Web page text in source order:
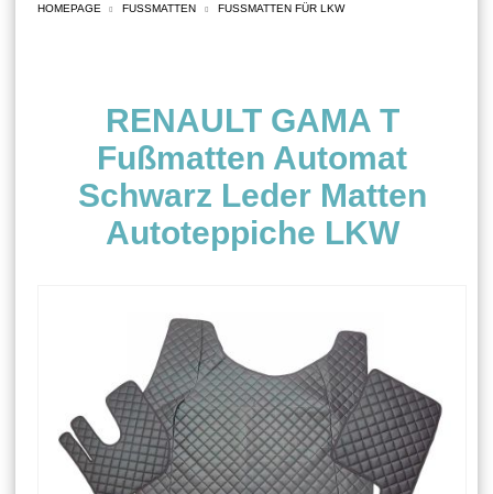
HOMEPAGE FUSSMATTEN FUSSMATTEN FÜR LKW
RENAULT GAMA T
Fußmatten Automat
Schwarz Leder Matten
Autoteppiche LKW